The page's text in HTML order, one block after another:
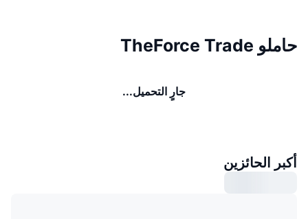
حاملو TheForce Trade
جارٍ التحميل...
أكبر الحائزين